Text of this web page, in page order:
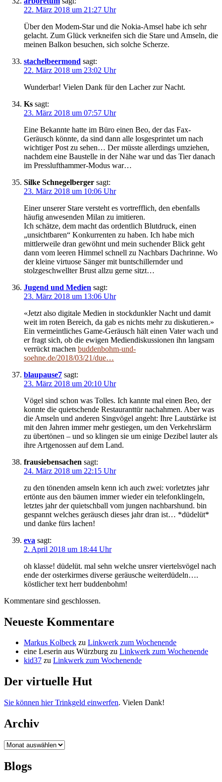
22. März 2018 um 21:27 Uhr
Über den Modem-Star und die Nokia-Amsel habe ich sehr
gelacht. Zum Glück verkneifen sich die Stare und Amseln, die
meinen Balkon besuchen, sich solche Scherze.
stachelbeermond sagt:
22. März 2018 um 23:02 Uhr
Wunderbar! Vielen Dank für den Lacher zur Nacht.
Ks sagt:
23. März 2018 um 07:57 Uhr
Eine Bekannte hatte im Büro einen Beo, der das Fax-
Geräusch könnte, da sind dann alle losgesprintet um nach
wichtiger Post zu sehen… Der müsste allerdings umziehen,
nachdem eine Baustelle in der Nähe war und das Tier danach
im Presslufthammer-Modus war…
Silke Schnegelberger sagt:
23. März 2018 um 10:06 Uhr
Einer unserer Stare versteht es vortrefflich, den ebenfalls
häufig anwesenden Milan zu imitieren.
Ich schätze, dem macht das ordentlich Blutdruck, einen
„unsichtbaren“ Konkurrenten zu haben. Ich habe mich
mittlerweile dran gewöhnt und mein suchender Blick geht
dann vom leeren Himmel schnell zu Nachbars Dachrinne. Wo
der kleine virtuose Sänger mit buntschillernder und
stolzgeschwellter Brust allzu gerne sitzt…
Jugend und Medien sagt:
23. März 2018 um 13:06 Uhr
«Jetzt also digitale Medien in stockdunkler Nacht und damit
weit im roten Bereich, da gab es nichts mehr zu diskutieren.»
Ein vermeintliches Game-Geräusch hält einen Vater wach und
er fragt sich, ob die ewigen Mediendiskussionen ihn langsam
verrückt machen buddenbohm-und-
soehne.de/2018/03/21/due…
blaupause7 sagt:
23. März 2018 um 20:10 Uhr
Vögel sind schon was Tolles. Ich kannte mal einen Beo, der
konnte die quietschende Restauranttür nachahmen. Aber was
die Amseln und anderen Singvögel angeht: Ihre Lautstärke ist
mit den Jahren immer mehr gestiegen, um den Verkehrslärm
zu übertönen – und so klingen sie um einige Dezibel lauter als
ihre Artgenossen auf dem Land.
frausiebensachen sagt:
24. März 2018 um 22:15 Uhr
zu den tönenden amseln kenn ich auch zwei: vorletztes jahr
ertönte aus den bäumen immer wieder ein telefonklingeln,
letztes jahr der quietschball vom jungen nachbarshund. bin
gespannt welches geräusch dieses jahr dran ist… *düdelüt*
und danke fürs lachen!
eva sagt:
2. April 2018 um 18:44 Uhr
oh klasse! düdelüt. mal sehn welche unsrer viertelsvögel nach
ende der osterkirmes diverse geräusche weiterdüdeln….
köstlicher text herr buddenbohm!
Kommentare sind geschlossen.
Neueste Kommentare
Markus Kolbeck zu Linkwerk zum Wochenende
eine Leserin aus Würzburg zu Linkwerk zum Wochenende
kid37 zu Linkwerk zum Wochenende
Der virtuelle Hut
Sie können hier Trinkgeld einwerfen. Vielen Dank!
Archiv
Archiv
Blogs